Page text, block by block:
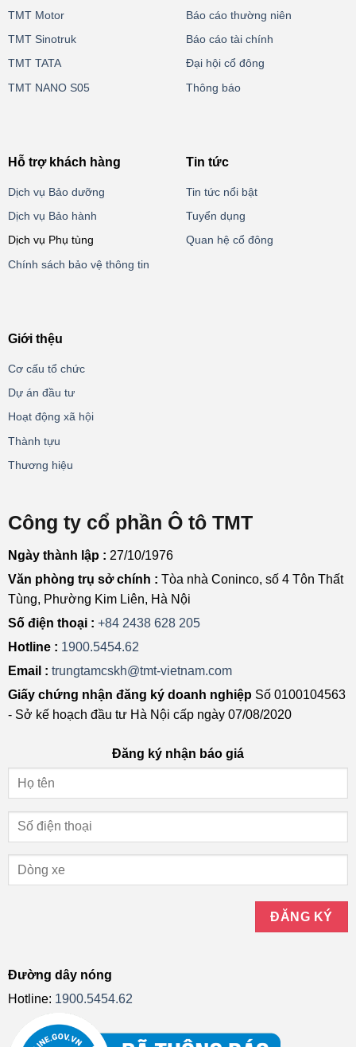
TMT Motor
TMT Sinotruk
TMT TATA
TMT NANO S05
Báo cáo thường niên
Báo cáo tài chính
Đại hội cổ đông
Thông báo
Hỗ trợ khách hàng
Dịch vụ Bảo dưỡng
Dịch vụ Bảo hành
Dịch vụ Phụ tùng
Chính sách bảo vệ thông tin
Tin tức
Tin tức nổi bật
Tuyển dụng
Quan hệ cổ đông
Giới thệu
Cơ cấu tổ chức
Dự án đầu tư
Hoạt động xã hội
Thành tựu
Thương hiệu
Công ty cổ phần Ô tô TMT
Ngày thành lập : 27/10/1976
Văn phòng trụ sở chính : Tòa nhà Coninco, số 4 Tôn Thất
Tùng, Phường Kim Liên, Hà Nội
Số điện thoại : +84 2438 628 205
Hotline : 1900.5454.62
Email : trungtamcskh@tmt-vietnam.com
Giấy chứng nhận đăng ký doanh nghiệp Số 0100104563
- Sở kế hoạch đầu tư Hà Nội cấp ngày 07/08/2020
Đăng ký nhận báo giá
Đường dây nóng
Hotline: 1900.5454.62